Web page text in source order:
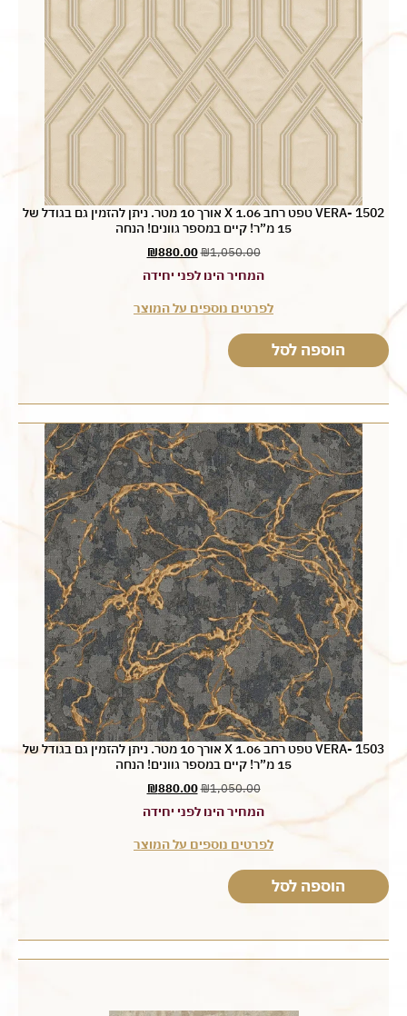
VERA- 1502 טפט רחב 1.06 X אורך 10 מטר. ניתן להזמין גם בגודל של
15 מ”ר! קיים במספר גוונים! הנחה
₪1,050.00
₪880.00
המחיר הינו לפני יחידה
לפרטים נוספים על המוצר
הוספה לסל
VERA- 1503 טפט רחב 1.06 X אורך 10 מטר. ניתן להזמין גם בגודל של
15 מ”ר! קיים במספר גוונים! הנחה
₪1,050.00
₪880.00
המחיר הינו לפני יחידה
לפרטים נוספים על המוצר
הוספה לסל